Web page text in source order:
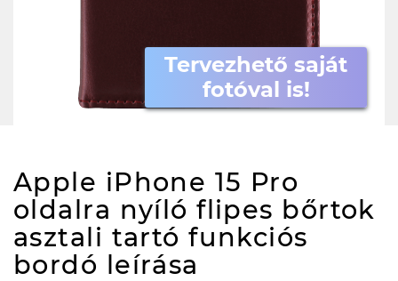
Tervezhető saját
fotóval is!
Apple iPhone 15 Pro
oldalra nyíló flipes bőrtok
asztali tartó funkciós
bordó leírása